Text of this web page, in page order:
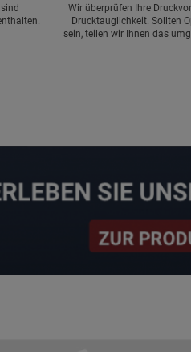
Wir überprüfen Ihre
Drucktauglichkeit. Sollten
sein, teilen wir Ihnen das